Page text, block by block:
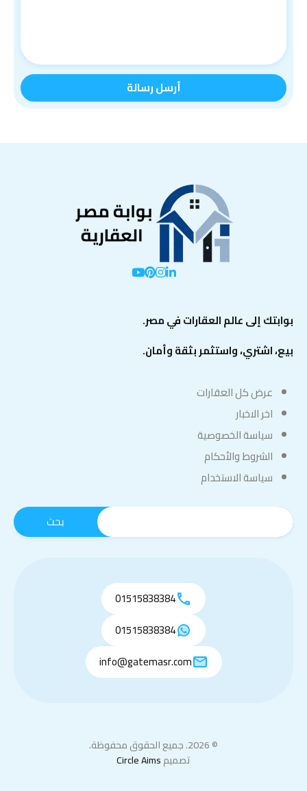
بوابتك إلى عالم العقارات في مصر.
بيع، اشتري، واستثمر بثقة وأمان.
عرض كل العقارات
اخر الاخبار
سياسة الخصوصية
الشروط والأحكام
سياسة الاستخدام
01515838384
01515838384
info@gatemasr.com
© 2026. جميع الحقوق محفوظة.
تصميمCircle Aims